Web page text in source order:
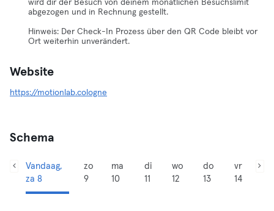
wird dir der Besuch von deinem monatlichen Besuchslimit
abgezogen und in Rechnung gestellt.
Hinweis: Der Check-In Prozess über den QR Code bleibt vor
Ort weiterhin unverändert.
Website
https://motionlab.cologne
Schema
Vandaag,
za 8
zo
9
ma
10
di
11
wo
12
do
13
vr
14